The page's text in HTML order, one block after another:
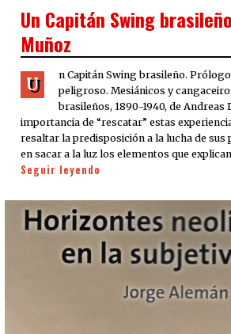
Un Capitán Swing
Muñoz
U
n Capitán Swing brasileño.
peligroso. Mesiánicos y
brasileños, 1890-1940, de Andreas
importancia de “rescatar” estas
resaltar la predisposición a la lucha de
en sacar a la luz los elementos que
Seguir leyendo